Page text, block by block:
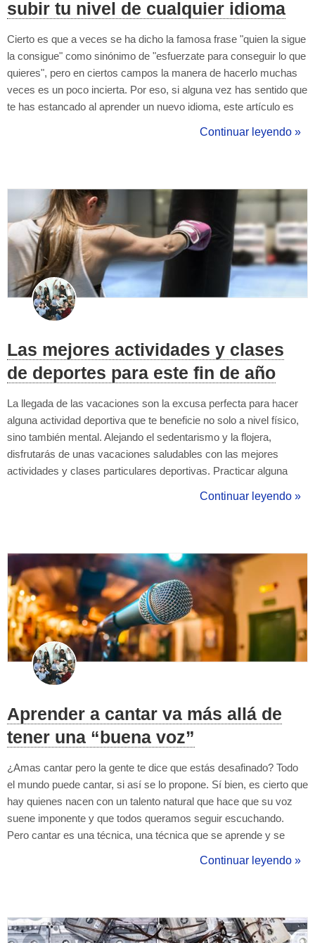
subir tu nivel de cualquier idioma
Cierto es que a veces se ha dicho la famosa frase "quien la sigue
la consigue" como sinónimo de "esfuerzate para conseguir lo que
quieres", pero en ciertos campos la manera de hacerlo muchas
veces es un poco incierta. Por eso, si alguna vez has sentido que
te has estancado al aprender un nuevo idioma, este artículo es
nivel progresivamente en tus clases de idiomas. En pri...
Continuar leyendo »
Las mejores actividades y clases
de deportes para este fin de año
La llegada de las vacaciones son la excusa perfecta para hacer
alguna actividad deportiva que te beneficie no solo a nivel físico,
sino también mental. Alejando el sedentarismo y la flojera,
disfrutarás de unas vacaciones saludables con las mejores
actividades y clases particulares deportivas. Practicar alguna
grandes beneficios en tu salud; ya que ayuda a mantener fuertes
Continuar leyendo »
Aprender a cantar va más allá de
tener una “buena voz”
¿Amas cantar pero la gente te dice que estás desafinado? Todo
el mundo puede cantar, si así se lo propone. Sí bien, es cierto que
hay quienes nacen con un talento natural que hace que su voz
suene imponente y que todos queramos seguir escuchando.
Pero cantar es una técnica, una técnica que se aprende y se
día para otro, es un trabajo de años en donde el fruto de las
Continuar leyendo »